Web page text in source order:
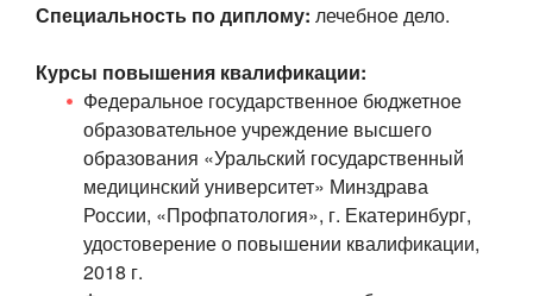
Специальность по диплому: лечебное дело.
Курсы повышения квалификации:
Федеральное государственное бюджетное
образовательное учреждение высшего
образования «Уральский государственный
медицинский университет» Минздрава
России, «Профпатология», г. Екатеринбург,
удостоверение о повышении квалификации,
2018 г.